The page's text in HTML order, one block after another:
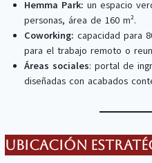
Hemma Park: un espacio
personas, área de 160 m².
Coworking: capacidad para
para el trabajo remoto o
Áreas sociales: portal de
diseñadas con acabados
Ubicación